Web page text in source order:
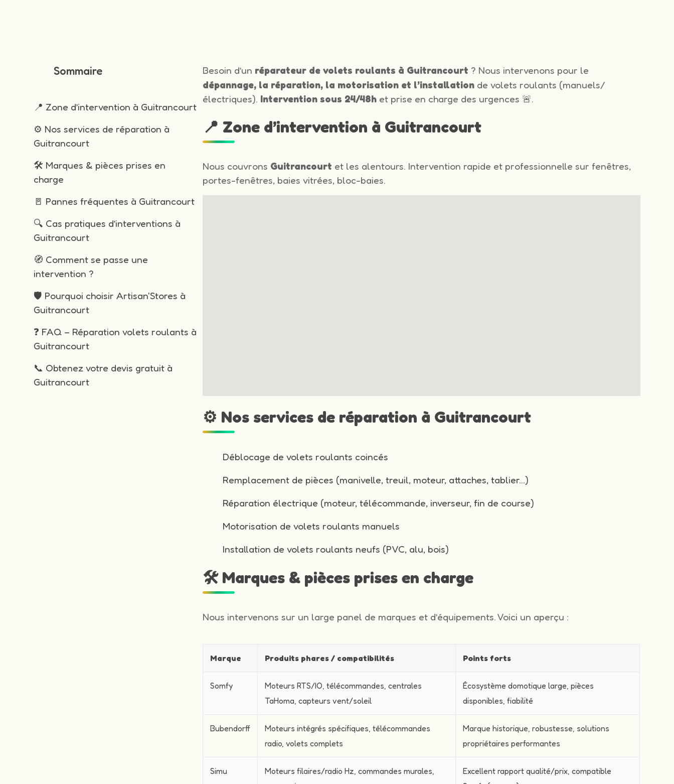
Sommaire
📍 Zone d’intervention à Guitrancourt
⚙️ Nos services de réparation à
Guitrancourt
🛠️ Marques & pièces prises en
charge
🚪 Pannes fréquentes à Guitrancourt
🔍 Cas pratiques d’interventions à
Guitrancourt
🧭 Comment se passe une
intervention ?
🛡️ Pourquoi choisir Artisan'Stores à
Guitrancourt
❓ FAQ – Réparation volets roulants à
Guitrancourt
📞 Obtenez votre devis gratuit à
Guitrancourt
Besoin d’un réparateur de volets roulants à Guitrancourt ? Nous intervenons pour le
dépannage, la réparation, la motorisation et l’installation de volets roulants (manuels/
électriques). Intervention sous 24/48h et prise en charge des urgences 🚨.
📍 Zone d’intervention à Guitrancourt
Nous couvrons Guitrancourt et les alentours. Intervention rapide et professionnelle sur fenêtres,
portes-fenêtres, baies vitrées, bloc-baies.
⚙️ Nos services de réparation à Guitrancourt
Déblocage de volets roulants coincés
Remplacement de pièces (manivelle, treuil, moteur, attaches, tablier…)
Réparation électrique (moteur, télécommande, inverseur, fin de course)
Motorisation de volets roulants manuels
Installation de volets roulants neufs (PVC, alu, bois)
🛠️ Marques & pièces prises en charge
Nous intervenons sur un large panel de marques et d’équipements. Voici un aperçu :
Marque Produits phares / compatibilités Points forts
Somfy
Moteurs RTS/IO, télécommandes, centrales
TaHoma, capteurs vent/soleil
Écosystème domotique large, pièces
disponibles, fiabilité
Bubendorff
Moteurs intégrés spécifiques, télécommandes
radio, volets complets
Marque historique, robustesse, solutions
propriétaires performantes
Simu
Moteurs filaires/radio Hz, commandes murales,
Excellent rapport qualité/prix, compatible